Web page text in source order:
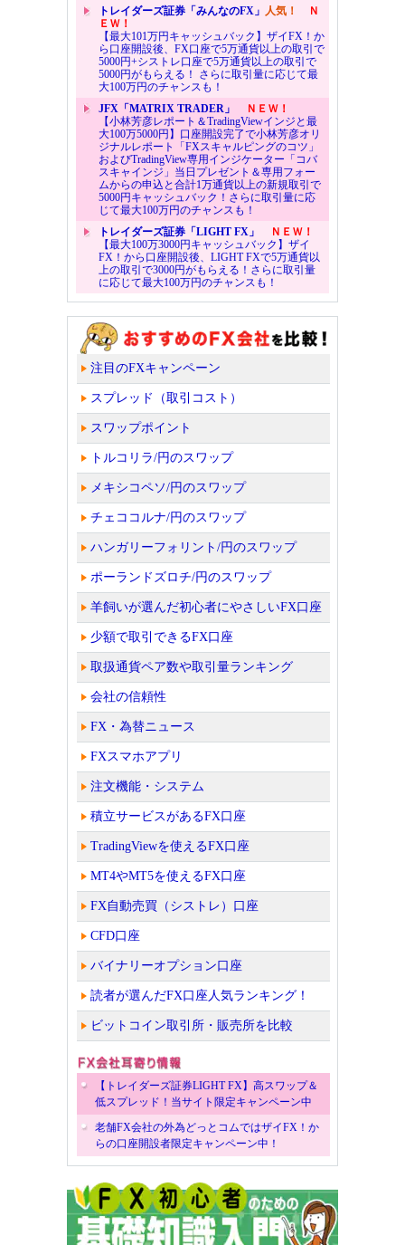
トレイダーズ証券「みんなのFX」 人気！
Ｎ
ＥＷ！
【最大101万円キャッシュバック】ザイFX！か
ら口座開設後、FX口座で5万通貨以上の取引で
5000円+シストレ口座で5万通貨以上の取引で
5000円がもらえる！ さらに取引量に応じて最
大100万円のチャンスも！
JFX「MATRIX TRADER」
ＮＥＷ！
【小林芳彦レポート＆TradingViewインジと最
大100万5000円】口座開設完了で小林芳彦オリ
ジナルレポート「FXスキャルピングのコツ」
およびTradingView専用インジケーター「コバ
スキャインジ」当日プレゼント＆専用フォー
ムからの申込と合計1万通貨以上の新規取引で
5000円キャッシュバック！さらに取引量に応
じて最大100万円のチャンスも！
トレイダーズ証券「LIGHT FX」
ＮＥＷ！
【最大100万3000円キャッシュバック】ザイ
FX！から口座開設後、LIGHT FXで5万通貨以
上の取引で3000円がもらえる！さらに取引量
に応じて最大100万円のチャンスも！
注目のFXキャンペーン
スプレッド（取引コスト）
スワップポイント
トルコリラ/円のスワップ
メキシコペソ/円のスワップ
チェココルナ/円のスワップ
ハンガリーフォリント/円のスワップ
ポーランドズロチ/円のスワップ
羊飼いが選んだ初心者にやさしいFX口座
少額で取引できるFX口座
取扱通貨ペア数や取引量ランキング
会社の信頼性
FX・為替ニュース
FXスマホアプリ
注文機能・システム
積立サービスがあるFX口座
TradingViewを使えるFX口座
MT4やMT5を使えるFX口座
FX自動売買（シストレ）口座
CFD口座
バイナリーオプション口座
読者が選んだFX口座人気ランキング！
ビットコイン取引所・販売所を比較
【トレイダーズ証券LIGHT FX】高スワップ＆
低スプレッド！当サイト限定キャンペーン中
老舗FX会社の外為どっとコムではザイFX！か
らの口座開設者限定キャンペーン中！